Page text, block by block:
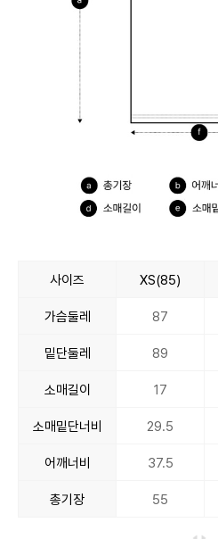
사이즈 XS(85)
가슴둘레 87
밑단둘레 89
소매길이 17
소매밑단너비 29.5
어깨너비 37.5
총기장 55